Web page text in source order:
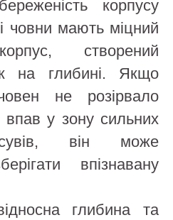
корпусу
човни мають міцний
створений
на глибині. Якщо
не розірвало
впав у зону сильних
він може
впізнавану
глибина та